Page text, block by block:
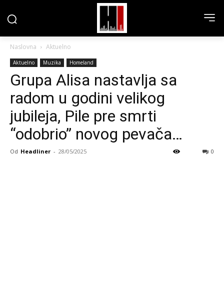
Naslovna Aktuelno
Aktuelno Muzika Homeland
Grupa Alisa nastavlja sa
radom u godini velikog
jubileja, Pile pre smrti
“odobrio” novog pevača…
Od Headliner - 28/05/2025 0